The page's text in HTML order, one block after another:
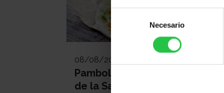
Selección
consentimiento
Necesario
08/08/2026
Pamboliada Solidària - Maria
de la Salut